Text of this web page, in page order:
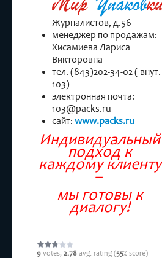
Журналистов, д.56
менеджер по продажам:
Хисамиева Лариса
Викторовна
тел. (843)202-34-02 ( внут.
103)
электронная почта:
103@packs.ru
сайт: www.packs.ru
Индивидуальный
подход к
каждому клиенту
–
мы готовы к
диалогу!
9 votes, 2.78 avg. rating (55% score)